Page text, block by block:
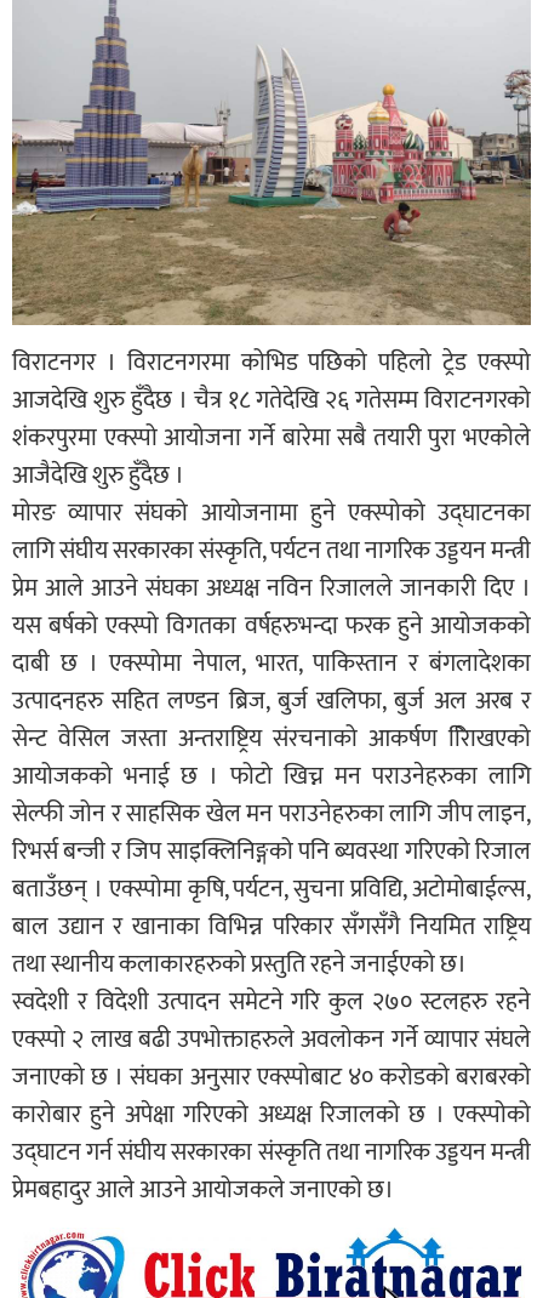
विराटनगर । विराटनगरमा कोभिड पछिको पहिलो ट्रेड एक्स्पो
आजदेखि शुरु हुँदैछ । चैत्र १८ गतेदेखि २६ गतेसम्म विराटनगरको
शंकरपुरमा एक्स्पो आयोजना गर्ने बारेमा सबै तयारी पुरा भएकोले
आजैदेखि शुरु हुँदैछ ।
मोरङ व्यापार संघको आयोजनामा हुने एक्स्पोको उद्घाटनका
लागि संघीय सरकारका संस्कृति, पर्यटन तथा नागरिक उड्डयन मन्त्री
प्रेम आले आउने संघका अध्यक्ष नविन रिजालले जानकारी दिए ।
यस बर्षको एक्स्पो विगतका वर्षहरुभन्दा फरक हुने आयोजकको
दाबी छ । एक्स्पोमा नेपाल, भारत, पाकिस्तान र बंगलादेशका
उत्पादनहरु सहित लण्डन ब्रिज, बुर्ज खलिफा, बुर्ज अल अरब र
सेन्ट वेसिल जस्ता अन्तराष्ट्रिय संरचनाको आकर्षण राििखएको
आयोजकको भनाई छ । फोटो खिच्न मन पराउनेहरुका लागि
सेल्फी जोन र साहसिक खेल मन पराउनेहरुका लागि जीप लाइन,
रिभर्स बन्जी र जिप साइक्लिनिङ्गको पनि ब्यवस्था गरिएको रिजाल
बताउँछन् । एक्स्पोमा कृषि, पर्यटन, सुचना प्रविद्यि, अटोमोबाईल्स,
बाल उद्यान र खानाका विभिन्न परिकार सँगसँगै नियमित राष्ट्रिय
तथा स्थानीय कलाकारहरुको प्रस्तुति रहने जनाईएको छ।
स्वदेशी र विदेशी उत्पादन समेटने गरि कुल २७० स्टलहरु रहने
एक्स्पो २ लाख बढी उपभोक्ताहरुले अवलोकन गर्ने व्यापार संघले
जनाएको छ । संघका अनुसार एक्स्पोबाट ४० करोडको बराबरको
कारोबार हुने अपेक्षा गरिएको अध्यक्ष रिजालको छ । एक्स्पोको
उद्घाटन गर्न संघीय सरकारका संस्कृति तथा नागरिक उड्डयन मन्त्री
प्रेमबहादुर आले आउने आयोजकले जनाएको छ।